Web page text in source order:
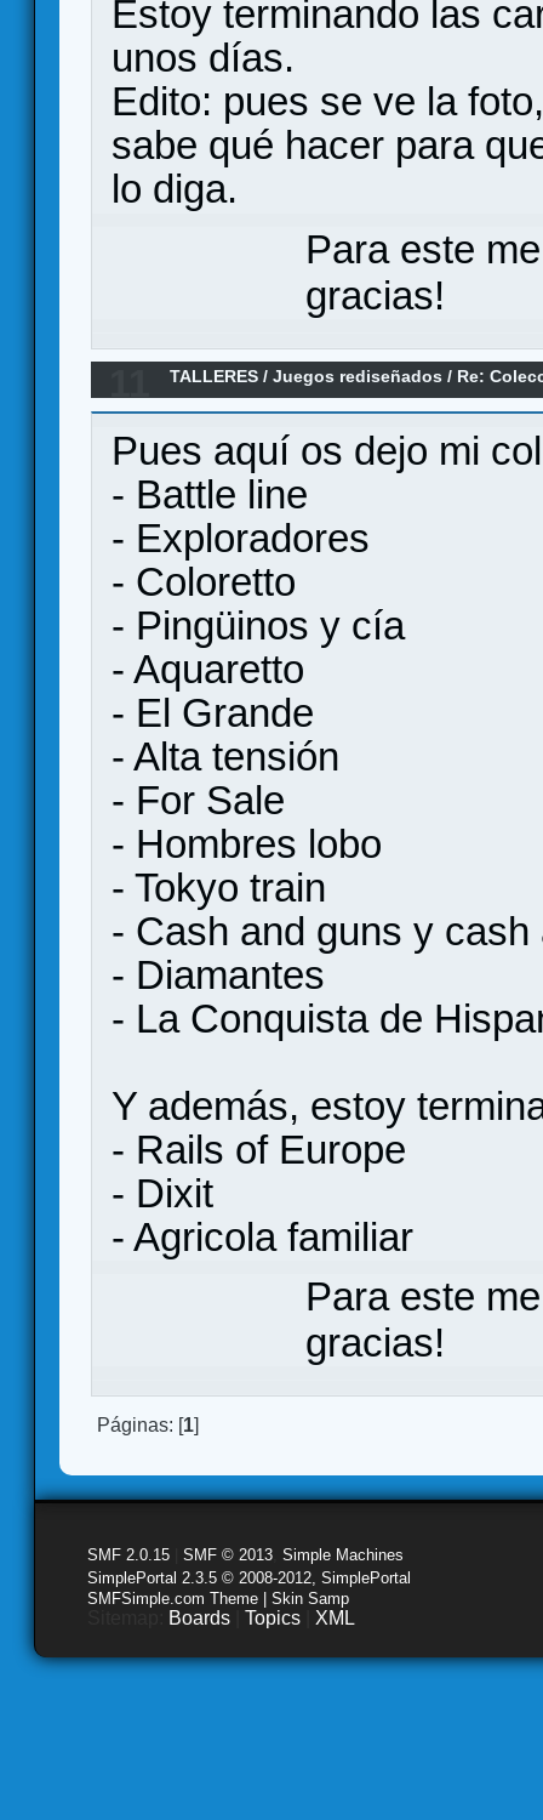
Estoy terminando las
unos días.
Edito: pues se ve la
sabe qué hacer para
lo diga.
Para este
gracias!
TALLERES /Juegos rediseñados / Re:
Pues aquí os dejo mi
- Battle line
- Exploradores
- Coloretto
- Pingüinos y cía
- Aquaretto
- El Grande
- Alta tensión
- For Sale
- Hombres lobo
- Tokyo train
- Cash and guns y
- Diamantes
- La Conquista de
Y además, estoy
- Rails of Europe
- Dixit
- Agricola familiar
Para este
gracias!
Páginas: [1]
SMF 2.0.15 SMF © 2013 Simple Machines
SimplePortal 2.3.5 © 2008-2012, SimplePortal
SMFSimple.com Theme | Skin Samp
Boards Topics XML